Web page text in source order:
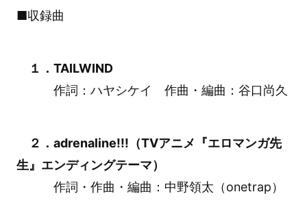
■収録曲
１．TAILWIND
作詞：ハヤシケイ 作曲・編曲：谷口尚久
２．adrenaline!!!（TVアニメ『エロマンガ先
生』エンディングテーマ）
作詞・作曲・編曲：中野領太（onetrap）